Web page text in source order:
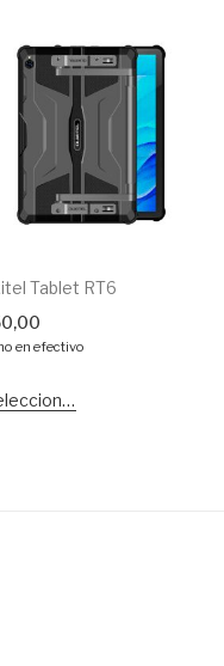
Tablet RT6
en efectivo
opciones